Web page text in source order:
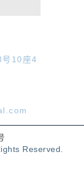
号10座4
Reserved.